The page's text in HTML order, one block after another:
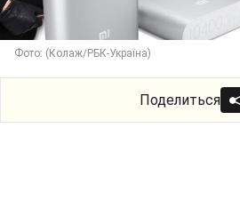
Фото: (Колаж/РБК-Україна)
Поделиться